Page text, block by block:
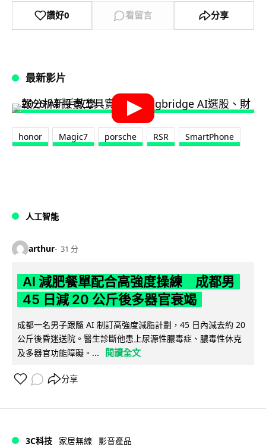
讚好0 看留言 分享
最新影片
honor Magic7 porsche RSR SmartPhone
人工智能
arthur 31 分
AI 減肥餐單配合高強度操練 成都男
45 日減 20 公斤後多器官衰竭
成都一名男子跟隨 AI 制訂高強度減脂計劃，45 日內減去約 20
公斤後昏迷送院。醫生診斷他患上尿源性膿毒症、膿毒性休克
及多器官功能障礙。...
閱讀全文
分享
3C科技 家居無線 影音產品